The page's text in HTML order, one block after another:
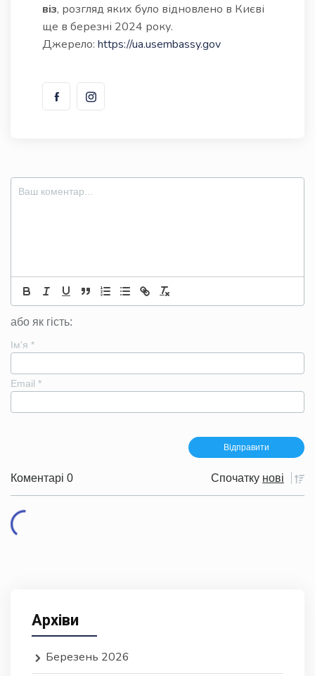
віз, розгляд яких було відновлено в Києві
ще в березні 2024 року.
Джерело: https://ua.usembassy.gov
або як гість:
Ім'я *
Email *
Коментарі 0 Спочатку нові
Архіви
Березень 2026